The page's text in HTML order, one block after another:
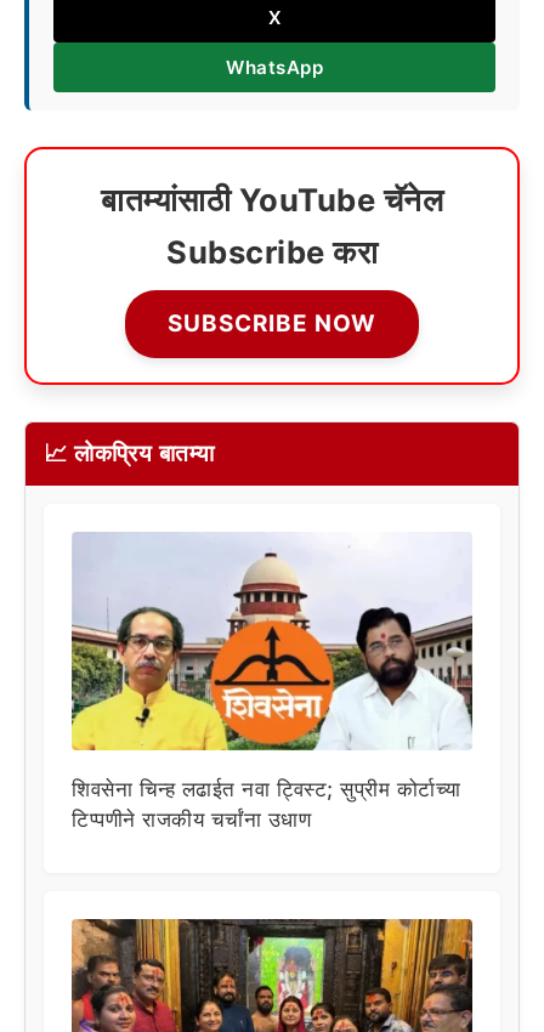
X
WhatsApp
बातम्यांसाठी YouTube चॅनेल
Subscribe करा
SUBSCRIBE NOW
📈 लोकप्रिय बातम्या
शिवसेना चिन्ह लढाईत नवा ट्विस्ट; सुप्रीम कोर्टाच्या
टिप्पणीने राजकीय चर्चांना उधाण